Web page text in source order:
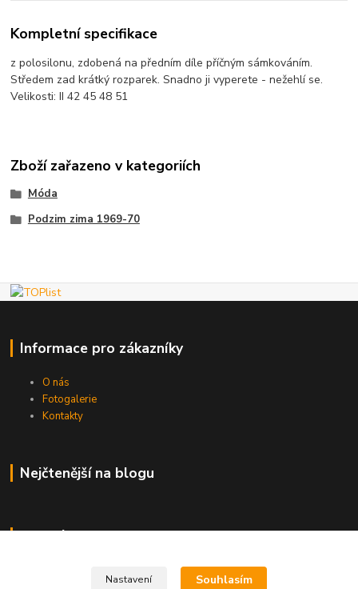
Kompletní specifikace
z polosilonu, zdobená na předním díle příčným sámkováním.
Středem zad krátký rozparek. Snadno ji vyperete - nežehlí se.
Velikosti: II 42 45 48 51
Zboží zařazeno v kategoriích
Móda
Podzim zima 1969-70
Informace pro zákazníky
O nás
Fotogalerie
Kontakty
Nejčtenější na blogu
Kde nás najdete
Nastavení Souhlasím